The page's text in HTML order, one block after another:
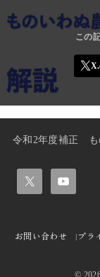
令和2年度補正 も
お問い合わせ プラ
©